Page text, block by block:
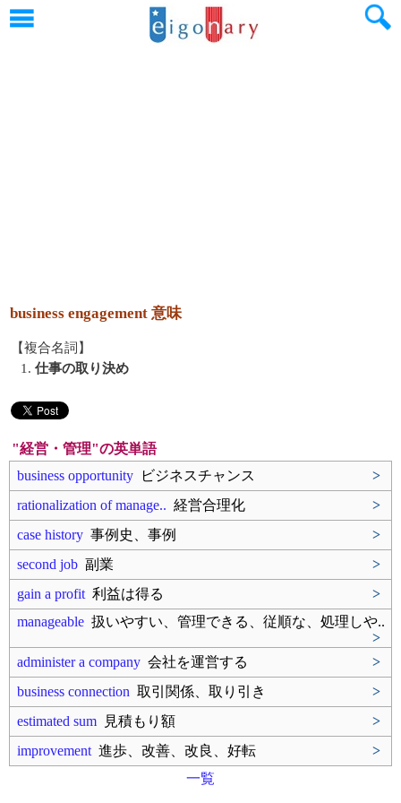
business engagement 意味
【複合名詞】
1. 仕事の取り決め
"経営・管理"の英単語
business opportunity ビジネスチャンス
>
rationalization of manage.. 経営合理化
>
case history 事例史、事例
>
second job 副業
>
gain a profit 利益は得る
>
manageable 扱いやすい、管理できる、従順な、処理しや..
>
administer a company 会社を運営する
>
business connection 取引関係、取り引き
>
estimated sum 見積もり額
>
improvement 進歩、改善、改良、好転
>
一覧